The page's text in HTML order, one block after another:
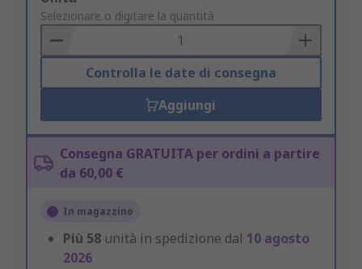
to
Basket
Selezionare o digitare la quantità
Controlla le date di consegna
Aggiungi
Consegna GRATUITA per ordini a partire
da 60,00 €
In magazzino
Più 58 unità in spedizione dal 10 agosto
2026